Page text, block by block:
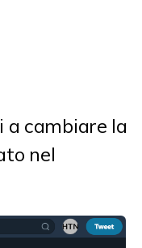
a cambiare la
nel